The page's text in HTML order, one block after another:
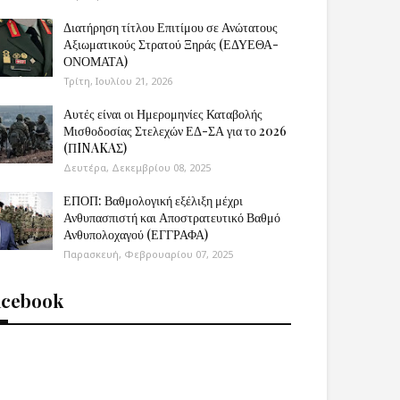
Διατήρηση τίτλου Επιτίμου σε Ανώτατους
Αξιωματικούς Στρατού Ξηράς (ΕΔΥΕΘΑ-
ΟΝΟΜΑΤΑ)
Τρίτη, Ιουλίου 21, 2026
Αυτές είναι οι Ημερομηνίες Καταβολής
Μισθοδοσίας Στελεχών ΕΔ-ΣΑ για το 2026
(ΠINAKAΣ)
Δευτέρα, Δεκεμβρίου 08, 2025
ΕΠΟΠ: Βαθμολογική εξέλιξη μέχρι
Ανθυπασπιστή και Αποστρατευτικό Βαθμό
Ανθυπολοχαγού (ΕΓΓΡΑΦΑ)
Παρασκευή, Φεβρουαρίου 07, 2025